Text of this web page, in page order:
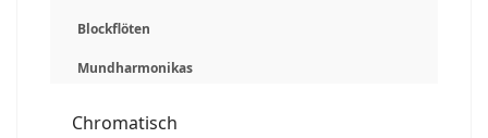
Blockflöten
Mundharmonikas
Chromatisch